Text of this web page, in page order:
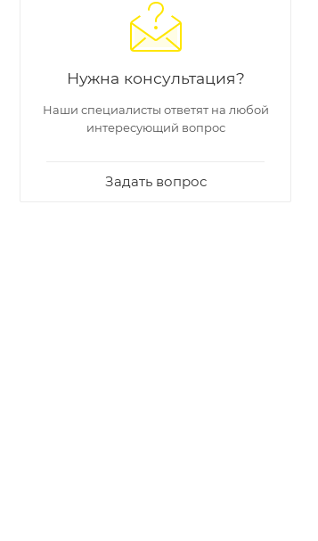
Нужна консультация?
Наши специалисты ответят на любой
интересующий вопрос
Задать вопрос